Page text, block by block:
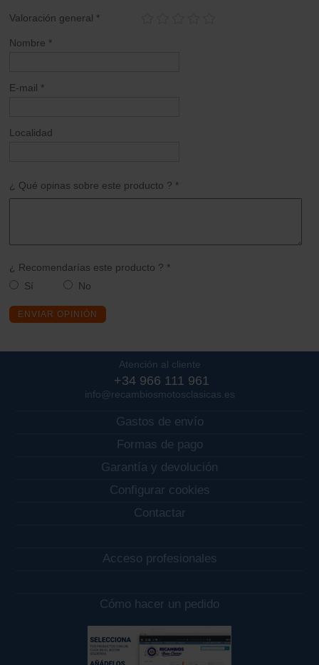
Valoración general *
Nombre *
E-mail *
Localidad
¿ Qué opinas sobre este producto ? *
¿ Recomendarías este producto ? *
Sí
No
ENVIAR OPINIÓN
Atención al cliente
+34 966 111 961
info@recambiosmotosclasicas.es
Gastos de envío
Formas de pago
Garantía y devolución
Configurar cookies
Contactar
Acceso profesionales
Cómo hacer un pedido